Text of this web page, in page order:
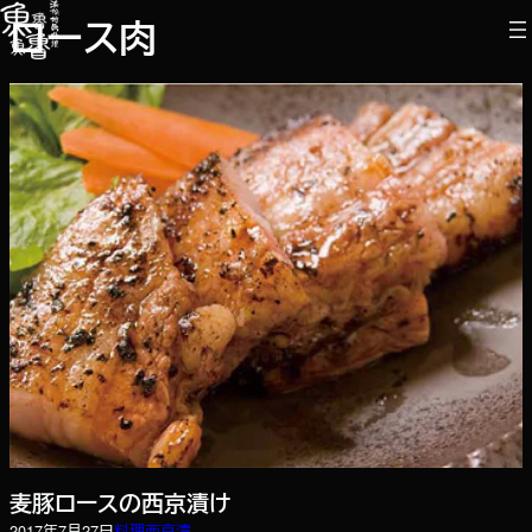
内
容
を
ス
キ
ッ
プ
ロース肉
麦豚ロースの西京漬け